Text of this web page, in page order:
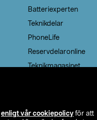
enligt vår cookiepolicy för att
Batteriexperten
Teknikdelar
PhoneLife
Reservdelaronline
Teknikmagasinet